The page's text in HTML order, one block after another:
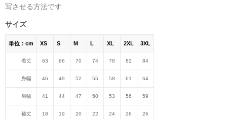
写させる方法です
サイズ
単位：cm XS S M L XL 2XL 3XL
着丈 63 66 70 74 78 82 84
身幅 46 49 52 55 58 61 64
肩幅 41 44 47 50 53 56 59
袖丈 18 19 20 22 24 26 26